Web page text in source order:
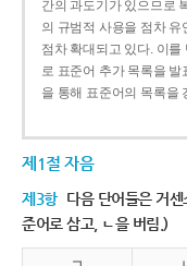
간의 과도기가 있으므로
의 규범적 사용을 점차 유
점차 확대되고 있다. 이
로 표준어 추가 목록을 발
을 통해 표준어의 목록을
제1절 자음
제3항 다음 단어들은 거
준어로 삼고, ㄴ을 버림.)